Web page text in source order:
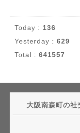
Today : 136
Yesterday : 629
Total : 641557
大阪南森町の